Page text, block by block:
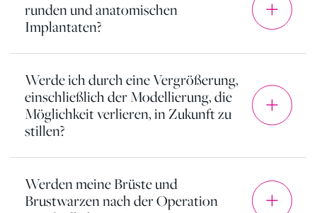
runden und anatomischen
Implantaten?
Werde ich durch eine Vergrößerung,
einschließlich der Modellierung, die
Möglichkeit verlieren, in Zukunft zu
stillen?
Werden meine Brüste und
Brustwarzen nach der Operation